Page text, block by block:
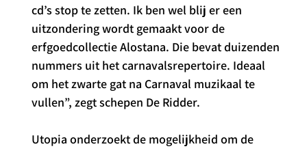
cd’s stop te zetten. Ik ben wel blij er een
uitzondering wordt gemaakt voor de
erfgoedcollectie Alostana. Die bevat duizenden
nummers uit het carnavalsrepertoire. Ideaal
om het zwarte gat na Carnaval muzikaal te
vullen”, zegt schepen De Ridder.
Utopia onderzoekt de mogelijkheid om de